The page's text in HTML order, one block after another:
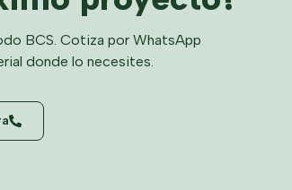
BCS. Cotiza por WhatsApp
donde lo necesites.